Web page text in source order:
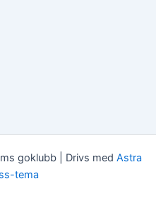
goklubb | Drivs med Astra
tema